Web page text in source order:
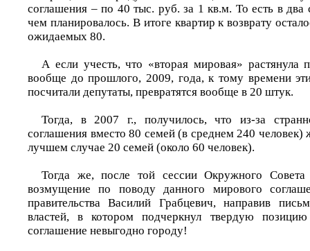
соглашения – по 40 тыс. руб. за 1 кв.м. То есть в
чем планировалось. В итоге квартир к возврату
ожидаемых 80.
А если учесть, что «вторая мировая»
вообще до прошлого, 2009, года, к тому времени
посчитали депутаты, превратятся вообще в 20 штук.
Тогда, в 2007 г., получилось, что из-за
соглашения вместо 80 семей (в среднем 240 человек)
лучшем случае 20 семей (около 60 человек).
Тогда же, после той сессии Окружного
возмущение по поводу данного мирового
правительства Василий Грабцевич, направив
властей, в котором подчеркнул твердую
соглашение невыгодно городу!